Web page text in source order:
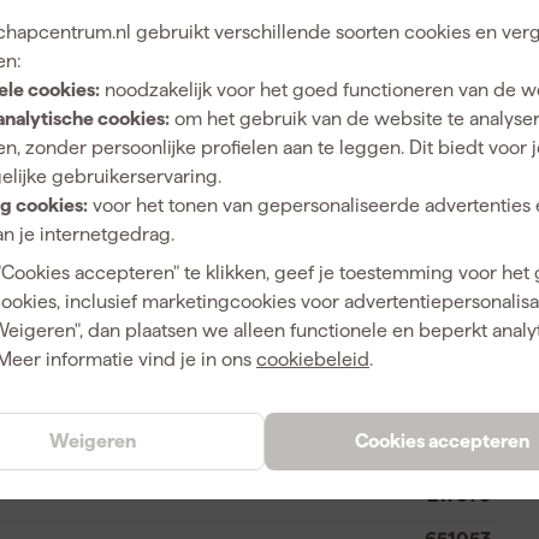
gebruikt verschillende soorten cookies en
cookies: noodzakelijk voor het goed functioneren van de
cookies: om het gebruik van de website te
zonder persoonlijke profielen aan te leggen. Dit biedt voor
gebruikerservaring.
cookies: voor het tonen van gepersonaliseerde advertenties
je internetgedrag.
accepteren" te klikken, geef je toestemming voor het
inclusief marketingcookies voor
dan plaatsen we alleen functionele en beperkt
informatie vind je in ons cookiebeleid.
Cookies accepteren
Weigeren
12 L
Kunststof
Zwart
Zwart
8713331250250
217979